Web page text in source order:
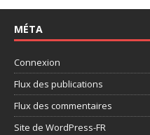
MÉTA
Connexion
Flux des publications
Flux des commentaires
Site de WordPress-FR